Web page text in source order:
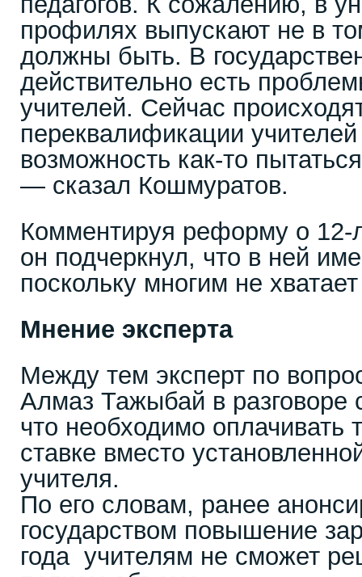
профилях выпускают не в
должны быть. В
действительно есть
учителей. Сейчас
переквалификации учителей
возможность как-то
— сказал Кошмуратов.
Комментируя реформу о 12-
он подчеркнул, что в ней
поскольку многим не
Мнение эксперта
Между тем эксперт по
Алмаз Тажыбай в разговоре
что необходимо оплачивать
ставке вместо
учителя.
По его словам, ранее
государством повышение
года учителям не сможет